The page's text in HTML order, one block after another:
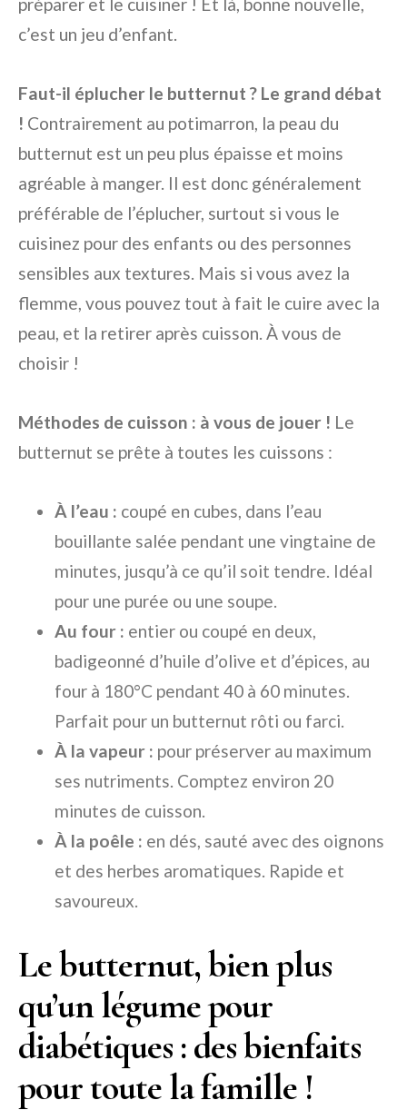
c’est un jeu d’enfant.
Faut-il éplucher le butternut ? Le grand débat
! Contrairement au potimarron, la peau du
butternut est un peu plus épaisse et moins
agréable à manger. Il est donc généralement
préférable de l’éplucher, surtout si vous le
cuisinez pour des enfants ou des personnes
sensibles aux textures. Mais si vous avez la
flemme, vous pouvez tout à fait le cuire avec la
peau, et la retirer après cuisson. À vous de
choisir !
Méthodes de cuisson : à vous de jouer ! Le
butternut se prête à toutes les cuissons :
À l’eau : coupé en cubes, dans l’eau
bouillante salée pendant une vingtaine de
minutes, jusqu’à ce qu’il soit tendre. Idéal
pour une purée ou une soupe.
Au four : entier ou coupé en deux,
badigeonné d’huile d’olive et d’épices, au
four à 180°C pendant 40 à 60 minutes.
Parfait pour un butternut rôti ou farci.
À la vapeur : pour préserver au maximum
ses nutriments. Comptez environ 20
minutes de cuisson.
À la poêle : en dés, sauté avec des oignons
et des herbes aromatiques. Rapide et
savoureux.
Le butternut, bien plus
qu’un légume pour
diabétiques : des bienfaits
pour toute la famille !